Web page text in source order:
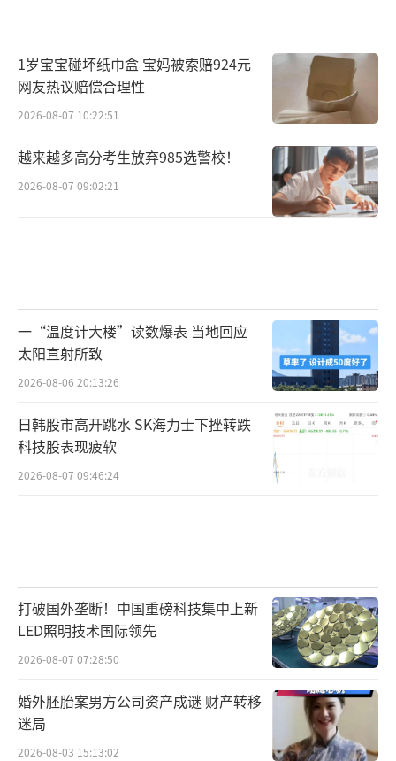
1岁宝宝碰坏纸巾盒 宝妈被索赔924元
网友热议赔偿合理性
2026-08-07 10:22:51
越来越多高分考生放弃985选警校！
2026-08-07 09:02:21
一“温度计大楼”读数爆表 当地回应
太阳直射所致
2026-08-06 20:13:26
日韩股市高开跳水 SK海力士下挫转跌
科技股表现疲软
2026-08-07 09:46:24
打破国外垄断！中国重磅科技集中上新
LED照明技术国际领先
2026-08-07 07:28:50
婚外胚胎案男方公司资产成谜 财产转移
迷局
2026-08-03 15:13:02